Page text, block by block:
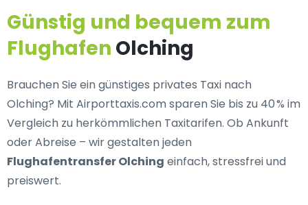
Günstig und bequem zum
Flughafen Olching
Brauchen Sie eingünstiges privates Taxi nach
Olching? Mit Airporttaxis.com sparen Sie bis zu 40 % im
Vergleich zu herkömmlichen Taxitarifen. Ob Ankunft
oder Abreise – wir gestalten jeden
Flughafentransfer Olching einfach, stressfrei und
preiswert.